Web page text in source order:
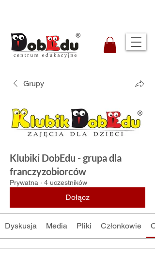
Grupy
Klubiki DobEdu - grupa dla
franczyzobiorców
Prywatna · 4 uczestników
Dołącz
Dyskusja Media Pliki Członkowie